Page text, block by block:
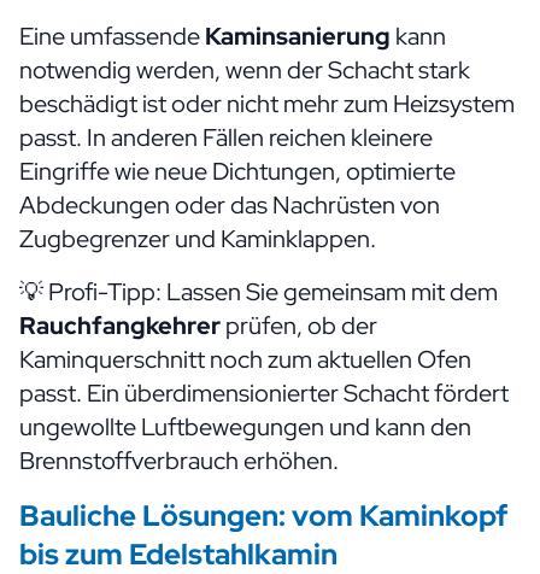
Eine umfassendeKaminsanierung kann
notwendig werden, wenn der Schacht stark
beschädigt ist oder nicht mehr zum Heizsystem
passt. In anderen Fällen reichen kleinere
Eingriffe wie neue Dichtungen, optimierte
Abdeckungen oder das Nachrüsten von
Zugbegrenzer und Kaminklappen.
💡 Profi-Tipp: Lassen Sie gemeinsam mit dem
Rauchfangkehrerprüfen, ob der
Kaminquerschnitt noch zum aktuellen Ofen
passt. Ein überdimensionierter Schacht fördert
ungewollte Luftbewegungen und kann den
Brennstoffverbrauch erhöhen.
Bauliche Lösungen: vom Kaminkopf
bis zum Edelstahlkamin